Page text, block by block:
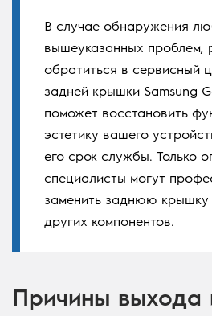
В случае обнаружения
вышеуказанных проблем,
обратиться в сервисный
задней крышки Samsung
поможет восстановить
эстетику вашего
его срок службы. Только
специалисты могут
заменить заднюю крышку
других компонентов.
Причины выхода